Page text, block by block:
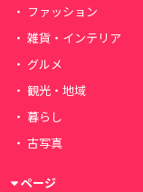
ファッション
雑貨・インテリア
グルメ
観光・地域
暮らし
古写真
ページ